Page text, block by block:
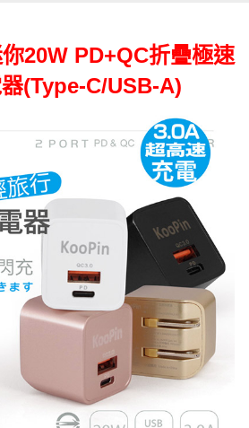
20W PD+QC折疊極速
(Type-C/USB-A)